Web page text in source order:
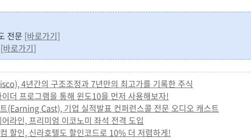
전문 [바로가기]
[바로가기]
4년간의 구조조정과 7년만의 최고가를 기록한 주식
더 프로그램을 통해 윈도10을 먼저 사용해보자!
(Earning Cast), 기업 실적발표 컨퍼런스콜 전문 오디오 캐스트
라인, 프리미엄 이코노미 좌석 전격 도입
할인, 신라호텔도 할인코드로 10% 더 저렴하게!